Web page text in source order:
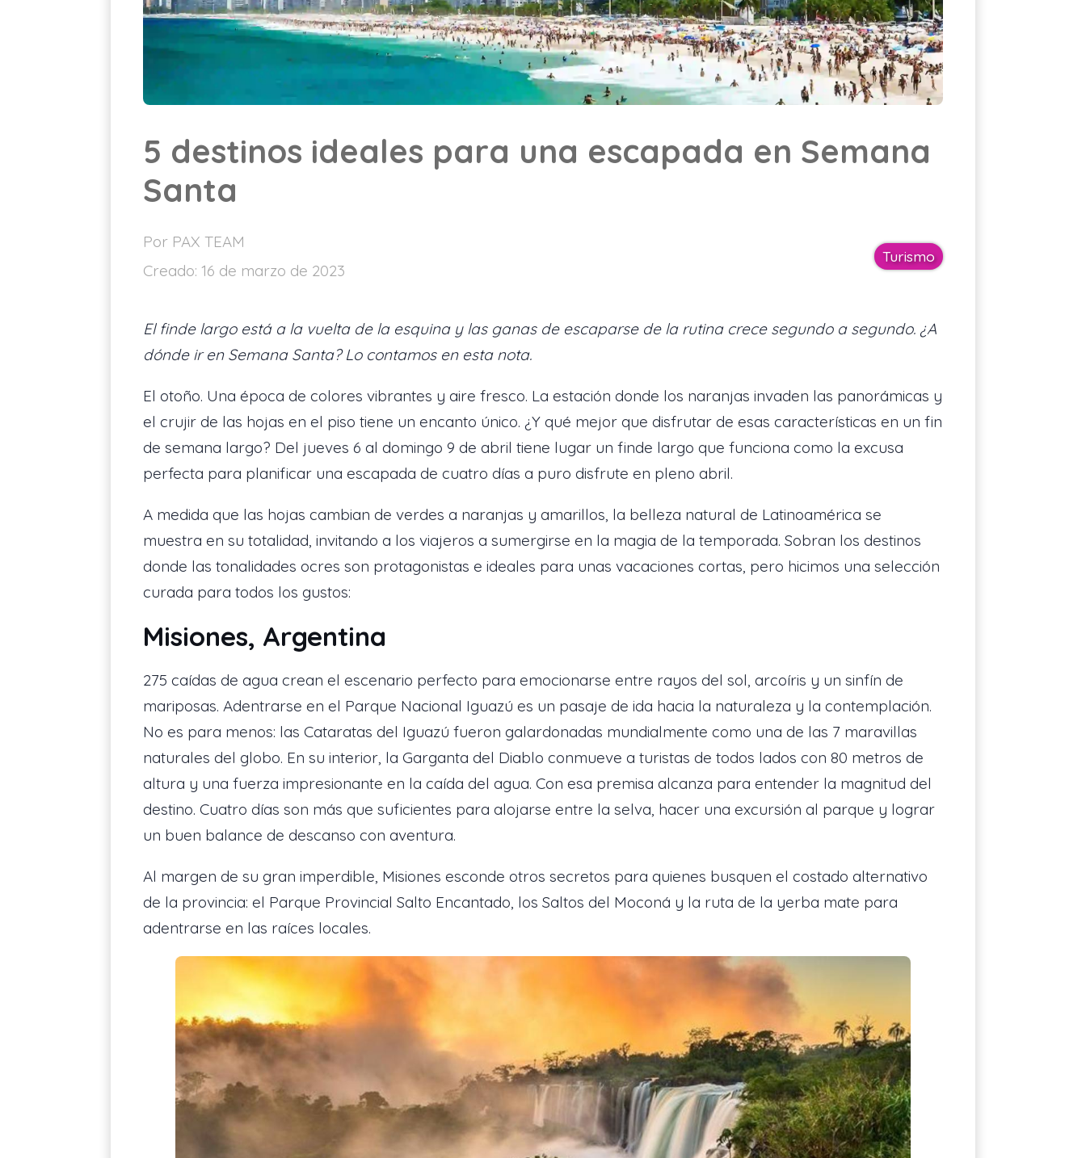
Cotizar asistencia
5 destinos ideales para una escapada en Semana
Santa
Por PAX TEAM
Creado: 16 de marzo de 2023
Turismo
El finde largo está a la vuelta de la esquina y las ganas de escaparse de la rutina crece segundo a segundo. ¿A
dónde ir en Semana Santa? Lo contamos en esta nota.
El otoño. Una época de colores vibrantes y aire fresco. La estación donde los naranjas invaden las panorámicas y
el crujir de las hojas en el piso tiene un encanto único. ¿Y qué mejor que disfrutar de esas características en un fin
de semana largo? Del jueves 6 al domingo 9 de abril tiene lugar un finde largo que funciona como la excusa
perfecta para planificar una escapada de cuatro días a puro disfrute en pleno abril.
A medida que las hojas cambian de verdes a naranjas y amarillos, la belleza natural de Latinoamérica se
muestra en su totalidad, invitando a los viajeros a sumergirse en la magia de la temporada. Sobran los destinos
donde las tonalidades ocres son protagonistas e ideales para unas vacaciones cortas, pero hicimos una selección
curada para todos los gustos:
Misiones, Argentina
275 caídas de agua crean el escenario perfecto para emocionarse entre rayos del sol, arcoíris y un sinfín de
mariposas. Adentrarse en el Parque Nacional Iguazú es un pasaje de ida hacia la naturaleza y la contemplación.
No es para menos: las Cataratas del Iguazú fueron galardonadas mundialmente como una de las 7 maravillas
naturales del globo. En su interior, la Garganta del Diablo conmueve a turistas de todos lados con 80 metros de
altura y una fuerza impresionante en la caída del agua. Con esa premisa alcanza para entender la magnitud del
destino. Cuatro días son más que suficientes para alojarse entre la selva, hacer una excursión al parque y lograr
un buen balance de descanso con aventura.
Al margen de su gran imperdible, Misiones esconde otros secretos para quienes busquen el costado alternativo
de la provincia: el Parque Provincial Salto Encantado, los Saltos del Moconá y la ruta de la yerba mate para
adentrarse en las raíces locales.